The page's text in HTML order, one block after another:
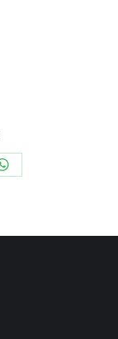
Share